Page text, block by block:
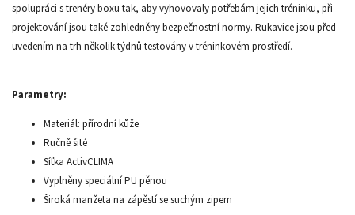
spolupráci s trenéry boxu tak, aby vyhovovaly potřebám jejich tréninku, při
projektování jsou také zohledněny bezpečnostní normy. Rukavice jsou před
uvedením na trh několik týdnů testovány v tréninkovém prostředí.
Parametry:
Materiál: přírodní kůže
Ručně šité
Síťka ActivCLIMA
Vyplněny speciální PU pěnou
Široká manžeta na zápěstí se suchým zipem